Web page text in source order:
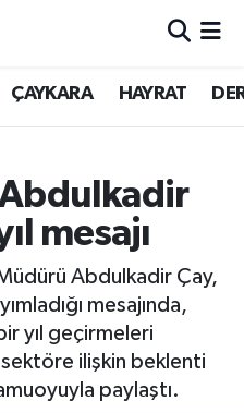
ÇAYKARA HAYRAT
mesajı
Abdulkadir Çay,
mesajında,
yıl geçirmeleri
ilişkin beklenti
paylaştı.
Haritası
ve Fikstür